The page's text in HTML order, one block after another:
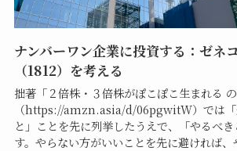
ナンバーワン企業に投資する：ゼネ
（1812）を考える
拙著「２倍株・３倍株がぽこぽこ生まれる の
（https://amzn.asia/d/06pgwitW）では「
と」ことを先に列挙したうえで、「やるべ
す。やらない方がいいことを先に避ければ、